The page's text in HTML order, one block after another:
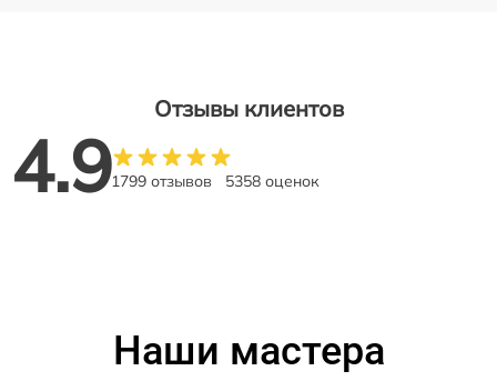
Отзывы клиентов
4.91799 отзывов 5358 оценок
Наши мастера